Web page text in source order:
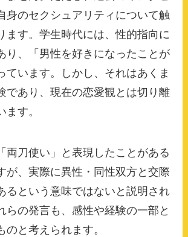
身のセクシュアリティについて触
ます。学生時代には、性的指向に
り、「男性を好きになったことが
ています。しかし、それはあくま
であり、現在の恋愛観とは切り離
ます。
両刀使い」と表現したことがある
が、実際に異性・同性双方と交際
るという意味ではないと説明され
らの発言も、感性や経験の一部と
のと考えられます。